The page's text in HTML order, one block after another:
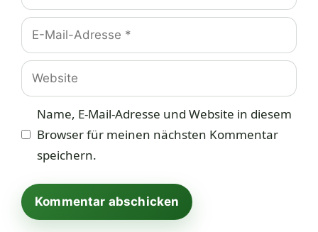
E-
Mail-
Adresse
Website
Name, E-Mail-Adresse und Website in diesem
Browser für meinen nächsten Kommentar
speichern.